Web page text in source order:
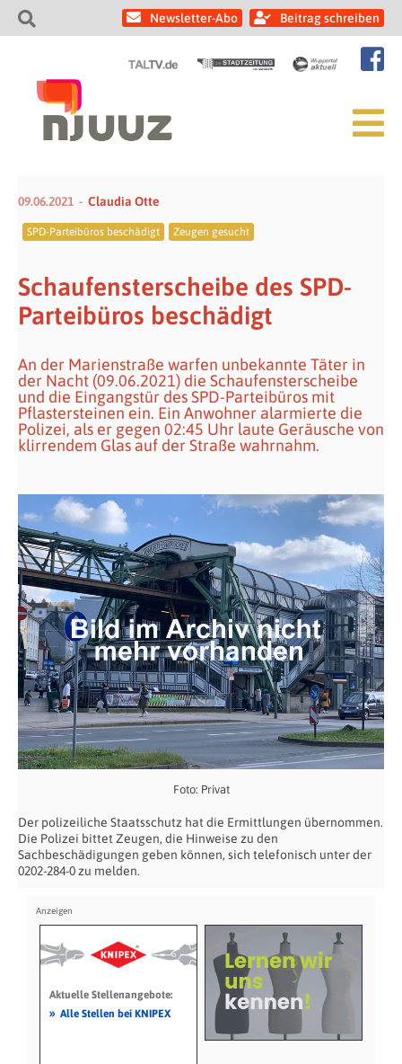
Newsletter-Abo Beitrag schreiben
09.06.2021 Claudia Otte
SPD-Parteibüros beschädigt Zeugen gesucht
Schaufensterscheibe des SPD-
Parteibüros beschädigt
An der Marienstraße warfen unbekannte Täter in
der Nacht (09.06.2021) die Schaufensterscheibe
und die Eingangstür des SPD-Parteibüros mit
Pflastersteinen ein. Ein Anwohner alarmierte die
Polizei, als er gegen 02:45 Uhr laute Geräusche von
klirrendem Glas auf der Straße wahrnahm.
Foto: Privat
Der polizeiliche Staatsschutz hat die Ermittlungen übernommen.
Die Polizei bittet Zeugen, die Hinweise zu den
Sachbeschädigungen geben können, sich telefonisch unter der
0202-284-0 zu melden.
Aktuelle Stellenangebote:
» Alle Stellen bei KNIPEX